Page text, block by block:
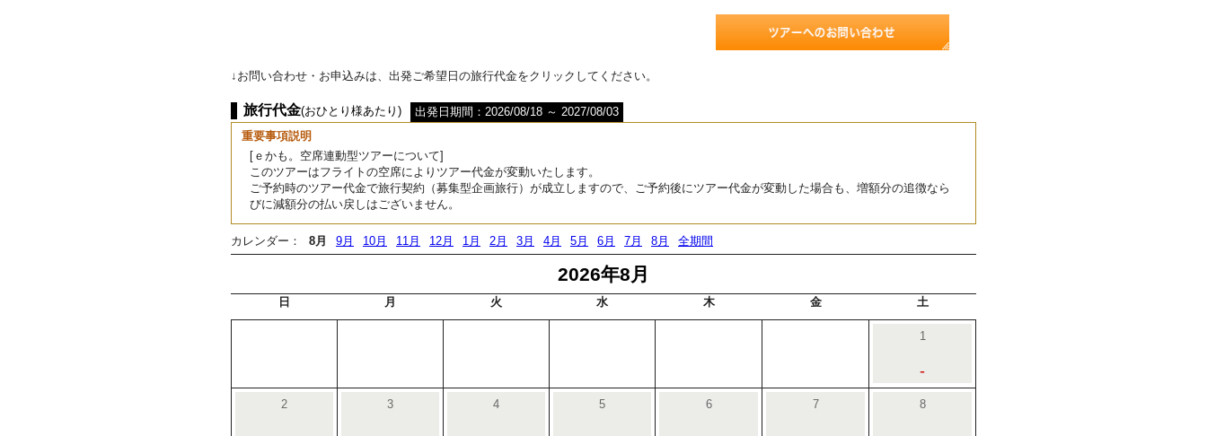
↓お問い合わせ・お申込みは、出発ご希望日の旅行代金をクリックしてください。
旅行代金(おひとり様あたり)
出発日期間：2026/08/18 ～ 2027/08/03
重要事項説明
[ｅかも。空席連動型ツアーについて]
このツアーはフライトの空席によりツアー代金が変動いたします。
ご予約時のツアー代金で旅行契約（募集型企画旅行）が成立しますので、ご予約後にツアー代金が変動した場合も、増額分の追徴なら
びに減額分の払い戻しはございません。
カレンダー： 8月 9月 10月 11月 12月 1月 2月 3月 4月 5月 6月 7月 8月 全期間
2026年8月
日 月 火 水 木 金 土
1
-
2 3 4 5 6 7 8